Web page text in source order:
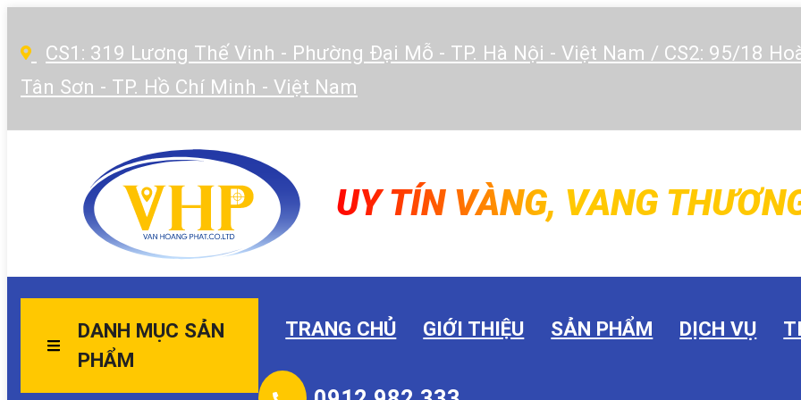
CS1: 319 Lương Thế Vinh - Phường Đại Mỗ - TP. Hà Nội - Việt Nam / CS2: 95/18
Tân Sơn - TP. Hồ Chí Minh - Việt Nam
UY TÍN VÀNG, VANG
DANH MỤC SẢN
PHẨM
TRANG CHỦ GIỚI THIỆU SẢN PHẨM DỊCH VỤ